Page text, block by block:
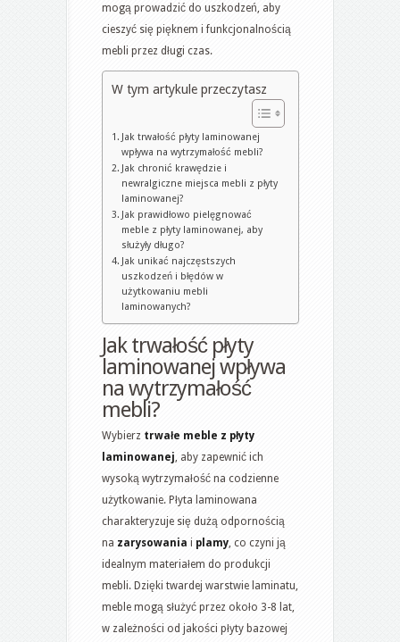
mogą prowadzić do uszkodzeń, aby
cieszyć się pięknem i funkcjonalnością
mebli przez długi czas.
W tym artykule przeczytasz
Jak trwałość płyty laminowanej
wpływa na wytrzymałość mebli?
Jak chronić krawędzie i
newralgiczne miejsca mebli z płyty
laminowanej?
Jak prawidłowo pielęgnować
meble z płyty laminowanej, aby
służyły długo?
Jak unikać najczęstszych
uszkodzeń i błędów w
użytkowaniu mebli
laminowanych?
Jak trwałość płyty
laminowanej wpływa
na wytrzymałość
mebli?
Wybierz trwałe meble z płyty
laminowanej, aby zapewnić ich
wysoką wytrzymałość na codzienne
użytkowanie. Płyta laminowana
charakteryzuje się dużą odpornością
na zarysowania i plamy, co czyni ją
idealnym materiałem do produkcji
mebli. Dzięki twardej warstwie laminatu,
meble mogą służyć przez około 3-8 lat,
w zależności od jakości płyty bazowej